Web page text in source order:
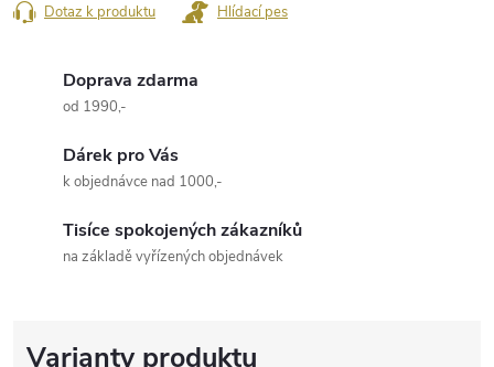
Dotaz k produktu Hlídací pes
Doprava zdarma
od 1990,-
Dárek pro Vás
k objednávce nad 1000,-
Tisíce spokojených zákazníků
na základě vyřízených objednávek